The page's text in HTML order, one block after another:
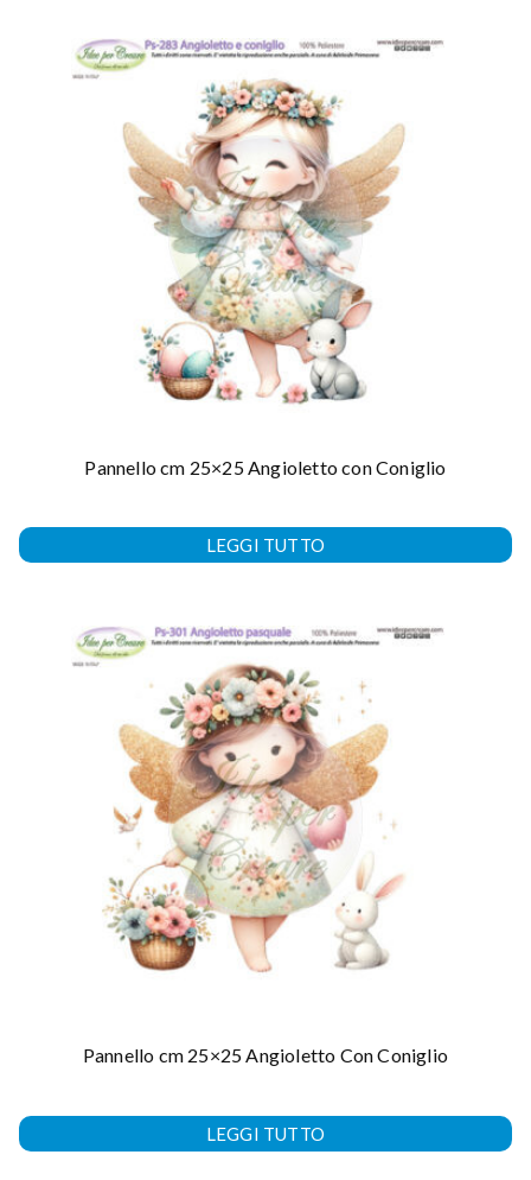
Pannello cm 25×25 Angioletto con Coniglio
LEGGI TUTTO
Pannello cm 25×25 Angioletto Con Coniglio
LEGGI TUTTO